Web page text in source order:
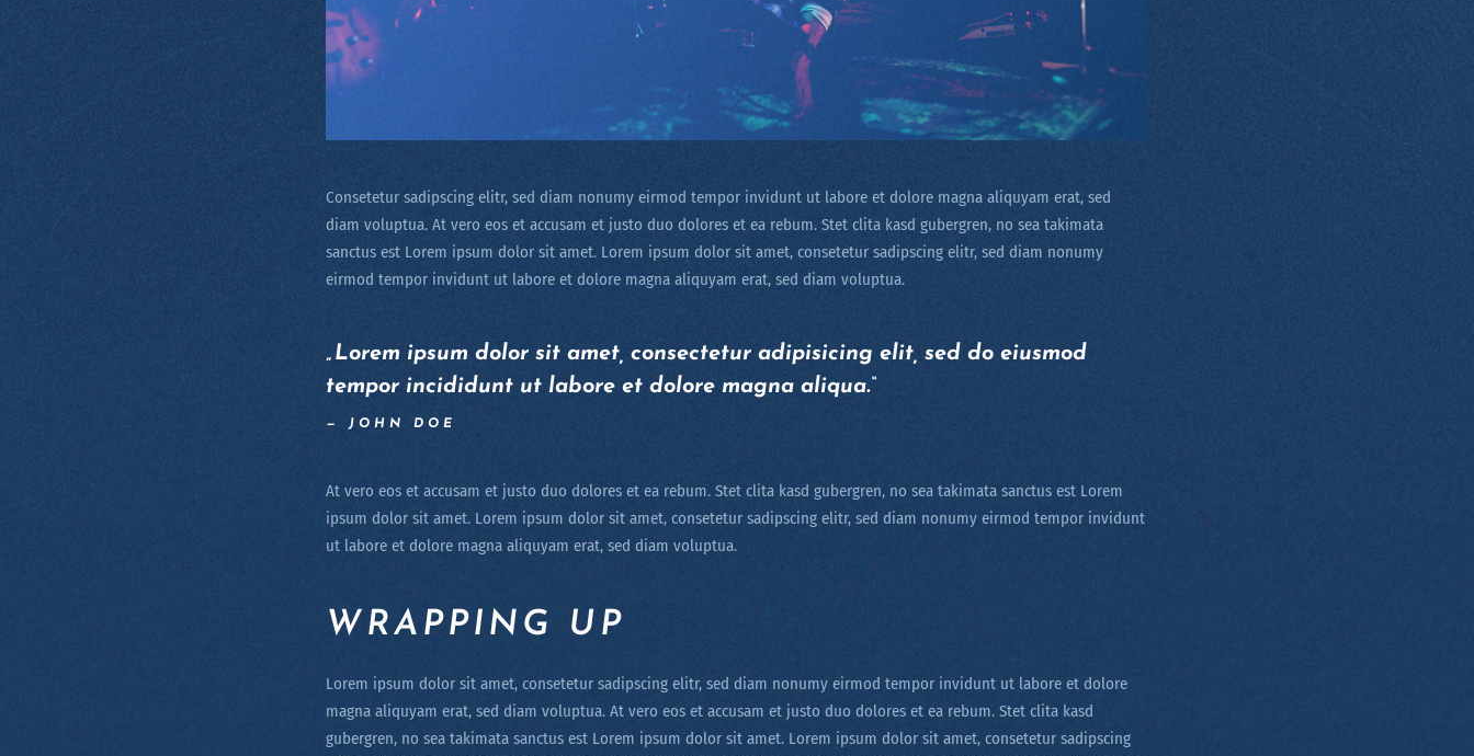
Consetetur sadipscing elitr, sed diam nonumy eirmod tempor invidunt ut labore et dolore magna aliquyam erat, sed
diam voluptua. At vero eos et accusam et justo duo dolores et ea rebum. Stet clita kasd gubergren, no sea takimata
sanctus est Lorem ipsum dolor sit amet. Lorem ipsum dolor sit amet, consetetur sadipscing elitr, sed diam nonumy
eirmod tempor invidunt ut labore et dolore magna aliquyam erat, sed diam voluptua.
„Lorem ipsum dolor sit amet, consectetur adipisicing elit, sed do eiusmod
tempor incididunt ut labore et dolore magna aliqua.“
JOHN DOE
At vero eos et accusam et justo duo dolores et ea rebum. Stet clita kasd gubergren, no sea takimata sanctus est Lorem
ipsum dolor sit amet. Lorem ipsum dolor sit amet, consetetur sadipscing elitr, sed diam nonumy eirmod tempor invidunt
ut labore et dolore magna aliquyam erat, sed diam voluptua.
WRAPPING UP
Lorem ipsum dolor sit amet, consetetur sadipscing elitr, sed diam nonumy eirmod tempor invidunt ut labore et dolore
magna aliquyam erat, sed diam voluptua. At vero eos et accusam et justo duo dolores et ea rebum. Stet clita kasd
gubergren, no sea takimata sanctus est Lorem ipsum dolor sit amet. Lorem ipsum dolor sit amet, consetetur sadipscing